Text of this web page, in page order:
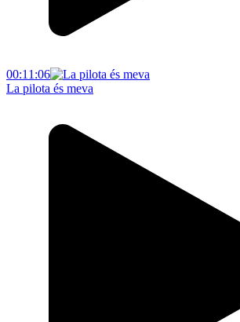
00:11:06
La pilota és meva